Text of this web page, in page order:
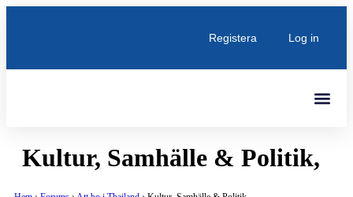
Registera Log in
Kultur, Samhälle & Politik,